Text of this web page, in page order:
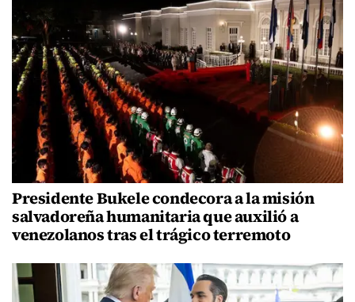
Presidente Bukele condecora a la misión
salvadoreña humanitaria que auxilió a
venezolanos tras el trágico terremoto